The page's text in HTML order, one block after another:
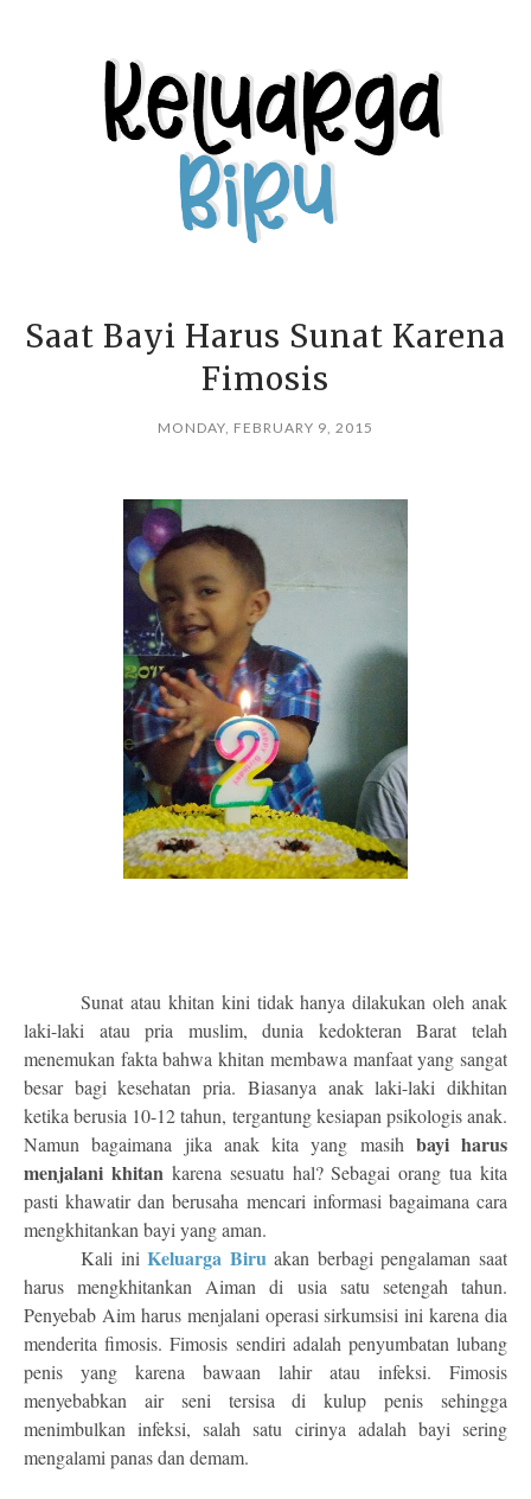
Saat Bayi Harus Sunat Karena
Fimosis
MONDAY, FEBRUARY 9, 2015
Sunat atau khitan kini tidak hanya dilakukan oleh anak
laki-laki atau pria muslim, dunia kedokteran Barat telah
menemukan fakta bahwa khitan membawa manfaat yang sangat
besar bagi kesehatan pria. Biasanya anak laki-laki dikhitan
ketika berusia 10-12 tahun, tergantung kesiapan psikologis anak.
Namun bagaimana jika anak kita yang masih bayi harus
menjalani khitan karena sesuatu hal? Sebagai orang tua kita
pasti khawatir dan berusaha mencari informasi bagaimana cara
mengkhitankan bayi yang aman.
Kali iniKeluarga Biru akan berbagi pengalaman saat
harus mengkhitankan Aiman di usia satu setengah tahun.
Penyebab Aim harus menjalani operasi sirkumsisi ini karena dia
menderita fimosis. Fimosis sendiri adalah penyumbatan lubang
penis yang karena bawaan lahir atau infeksi. Fimosis
menyebabkan air seni tersisa di kulup penis sehingga
menimbulkan infeksi, salah satu cirinya adalah bayi sering
mengalami panas dan demam.